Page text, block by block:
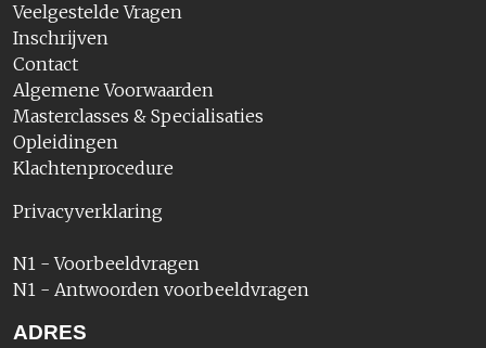
Veelgestelde Vragen
Inschrijven
Contact
Algemene Voorwaarden
Masterclasses & Specialisaties
Opleidingen
Klachtenprocedure
Privacyverklaring
N1 - Voorbeeldvragen
N1 - Antwoorden voorbeeldvragen
ADRES